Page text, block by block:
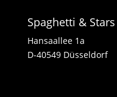
Spaghetti & Stars
Hansaallee 1a
D-40549 Düsseldorf